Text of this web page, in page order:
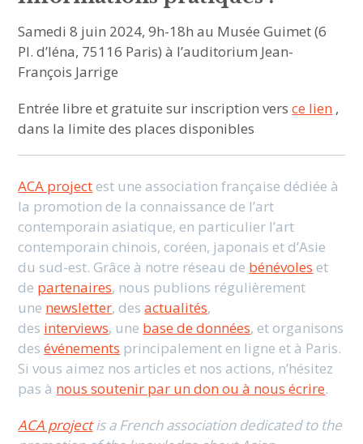
Samedi 8 juin 2024, 9h-18h au Musée Guimet (6
Pl. d’Iéna, 75116 Paris) à l’auditorium Jean-
François Jarrige
Entrée libre et gratuite sur inscription versce lien ,
dans la limite des places disponibles
ACA project est une association française dédiée à
la promotion de la connaissance de l’art
contemporain asiatique, en particulier l’art
contemporain chinois, coréen, japonais et d’Asie
du sud-est. Grâce à notre réseau de bénévoles et
de partenaires, nous publions régulièrement
une newsletter, desactualités,
des interviews, une base de données, et organisons
desévénements principalement en ligne et à Paris.
Si vous aimez nos articles et nos actions, n’hésitez
pas à nous soutenir par un don ou à nous écrire.
ACA projectis a French association dedicated to the